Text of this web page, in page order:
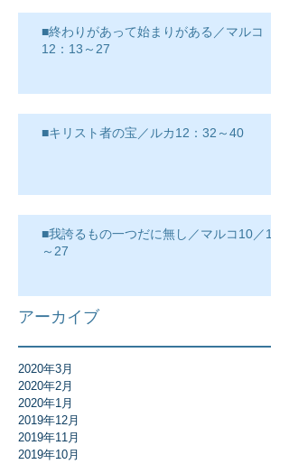
■終わりがあって始まりがある／マルコ
12：13～27
■キリスト者の宝／ルカ12：32～40
■我誇るもの一つだに無し／マルコ10／17
～27
アーカイブ
2020年3月
2020年2月
2020年1月
2019年12月
2019年11月
2019年10月